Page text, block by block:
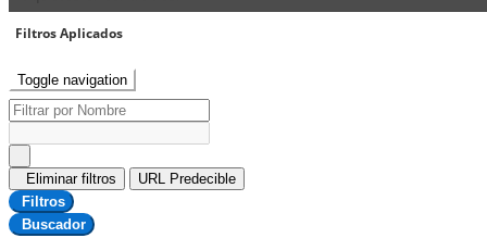
Toggle navigation
Filtros Aplicados
Eliminar filtros
URL Predecible
Filtros
Buscador